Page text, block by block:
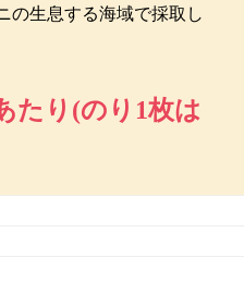
の生息する海域で採取し
たり(のり1枚は